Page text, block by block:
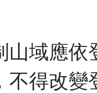
山域應依
不得改變